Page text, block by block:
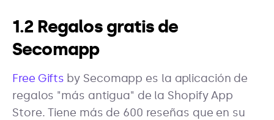
1.2 Regalos gratis de
Secomapp
Free Gifts by Secomapp es la aplicación de
regalos "más antigua" de la Shopify App
Store. Tiene más de 600 reseñas que en su